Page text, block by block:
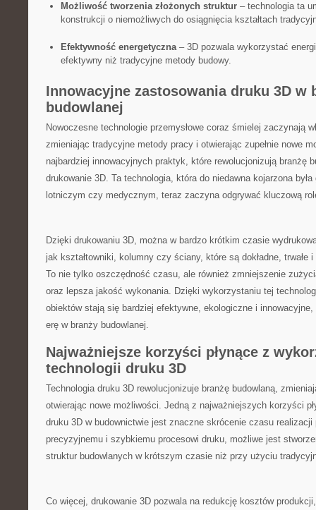
Możliwość tworzenia ‍złożonych struktur– technologia ta
konstrukcji o niemożliwych do osiągnięcia kształtach
Efektywność energetyczna– 3D pozwala wykorzystać
efektywny niż tradycyjne metody ⁤budowy.
Innowacyjne zastosowania‌ druku 3D w
budowlanej
Nowoczesne technologie przemysłowe coraz ‌śmielej zaczynają
zmieniając tradycyjne metody ‍pracy i‌ otwierając zupełnie nowe
najbardziej innowacyjnych praktyk, które⁣ rewolucjonizują branżę
drukowanie 3D. ⁢Ta technologia, która do niedawna kojarzona była
lotniczym ⁣czy medycznym, teraz zaczyna odgrywać kluczową
Dzięki drukowaniu 3D, można w bardzo krótkim czasie
jak kształtowniki, kolumny ⁢czy ściany, które są ⁤dokładne, trwałe
To nie tylko oszczędność czasu, ale również zmniejszenie
oraz lepsza jakość wykonania.​ Dzięki wykorzystaniu tej
obiektów stają się⁣ bardziej efektywne, ekologiczne i innowacyjne,
erę w branży budowlanej.
Najważniejsze korzyści płynące z
technologii druku‍ 3D
Technologia druku 3D rewolucjonizuje branżę budowlaną,
otwierając ‌nowe możliwości. Jedną z najważniejszych korzyści
‌druku 3D w budownictwie jest znaczne skrócenie czasu realizacji
precyzyjnemu⁤ i szybkiemu procesowi druku,​ możliwe jest‍
struktur budowlanych w krótszym czasie niż przy użyciu
Co więcej, drukowanie ⁢3D pozwala na redukcję kosztów